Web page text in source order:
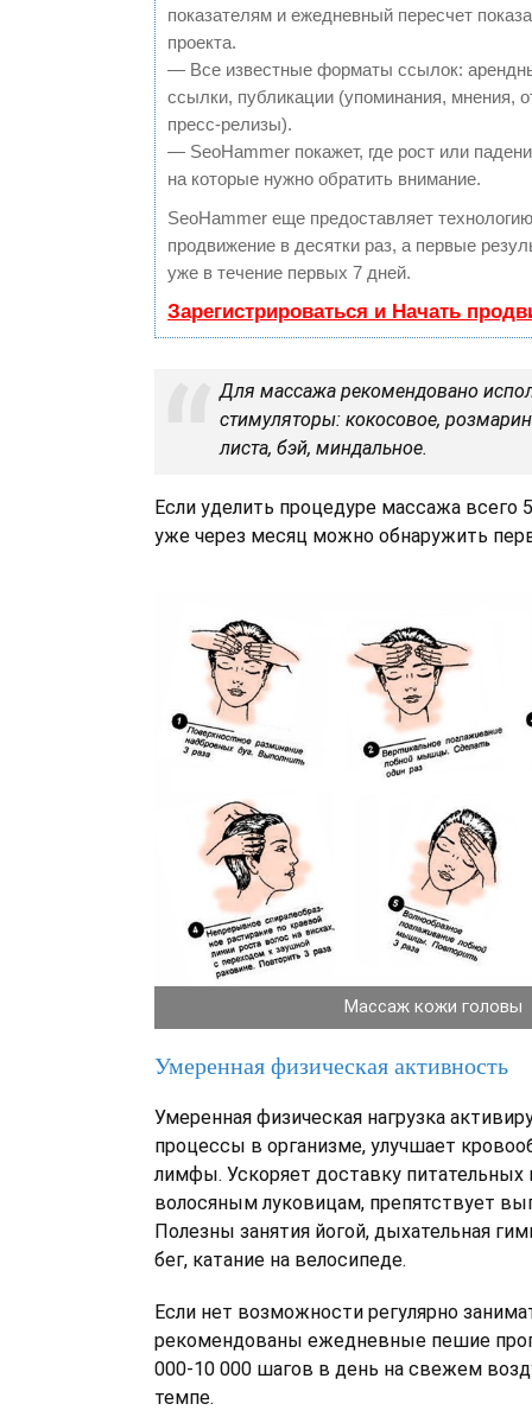
показателям и ежедневный пересчет
проекта.
— Все известные форматы ссылок:
ссылки, публикации (упоминания, мнения,
пресс-релизы).
— SeoHammer покажет, где рост или
на которые нужно обратить внимание.
SeoHammer еще предоставляет
продвижение в десятки раз, а первые
уже в течение первых 7 дней.
Зарегистрироваться и Начать
Для массажа рекомендовано
стимуляторы: кокосовое,
листа, бэй, миндальное.
Если уделить процедуре массажа всего
уже через месяц можно обнаружить
Массаж кожи головы
Умеренная физическая активность
Умеренная физическая нагрузка
процессы в организме, улучшает
лимфы. Ускоряет доставку
волосяным луковицам, препятствует
Полезны занятия йогой, дыхательная
бег, катание на велосипеде.
Если нет возможности регулярно
рекомендованы ежедневные пешие
000-10 000 шагов в день на свежем
темпе.